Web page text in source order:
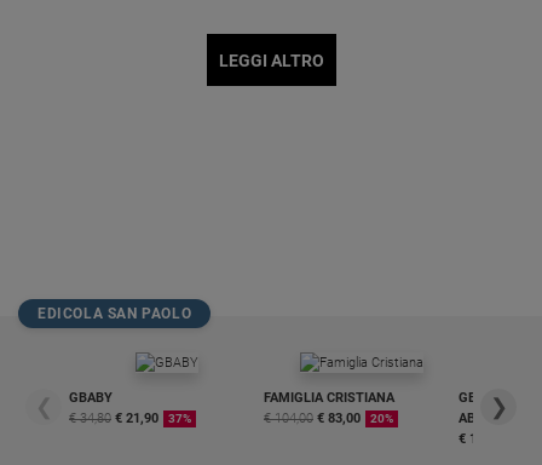
LEGGI ALTRO
EDICOLA SAN PAOLO
❮
GBABY
€ 34,80 € 21,90 37%
FAMIGLIA CRISTIANA
€ 104,00 € 83,00 20%
GBABY
€ 16,99
❯